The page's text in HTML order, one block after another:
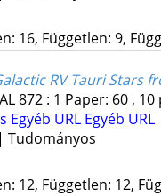
16, Független: 9,
RV Tauri Stars
872: 1 Paper: 60 ,
Egyéb URL Egyéb URL
Tudományos
12, Független: 12,